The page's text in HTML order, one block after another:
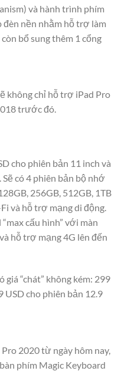
và hành trình phím
đèn nền nhằm hỗ trợ làm
bổ sung thêm 1 cổng
không chỉ hỗ trợ iPad Pro
trước đó.
cho phiên bản 11 inch và
có 4 phiên bản bộ nhớ
256GB, 512GB, 1TB
và hỗ trợ mạng di động.
cấu hình” với màn
hỗ trợ mạng 4G lên đến
giá “chát” không kém: 299
USD cho phiên bản 12.9
2020 từ ngày hôm nay,
phím Magic Keyboard